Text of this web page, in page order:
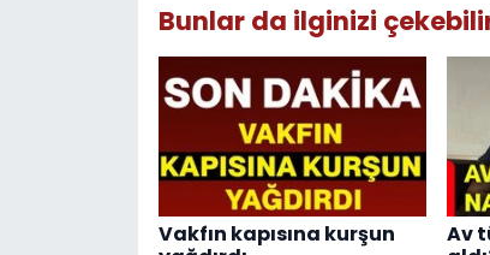
Bunlar da ilginizi
Vakfın kapısına kurşun
Av